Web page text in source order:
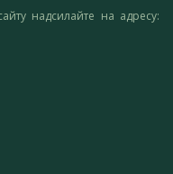
надсилайте на адресу: